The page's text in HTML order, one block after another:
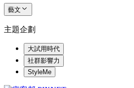
藝文
主題企劃
大試用時代
社群影響力
StyleMe